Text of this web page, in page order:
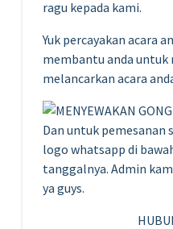
ragu kepada kami.
Yuk percayakan acara
membantu anda untuk
melancarkan acara
Dan untuk
logo whatsapp di
tanggalnya. Admin
ya guys.